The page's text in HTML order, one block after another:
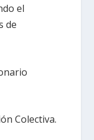
el
de
Colectiva.